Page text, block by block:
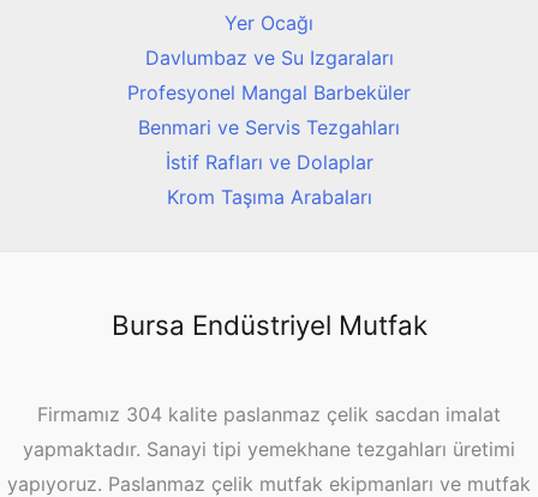
Yer Ocağı
Davlumbaz ve Su Izgaraları
Profesyonel Mangal Barbeküler
Benmari ve Servis Tezgahları
İstif Rafları ve Dolaplar
Krom Taşıma Arabaları
Bursa Endüstriyel Mutfak
Firmamız 304 kalite paslanmaz çelik sacdan imalat
yapmaktadır. Sanayi tipi yemekhane tezgahları üretimi
yapıyoruz. Paslanmaz çelik mutfak ekipmanları ve mutfak